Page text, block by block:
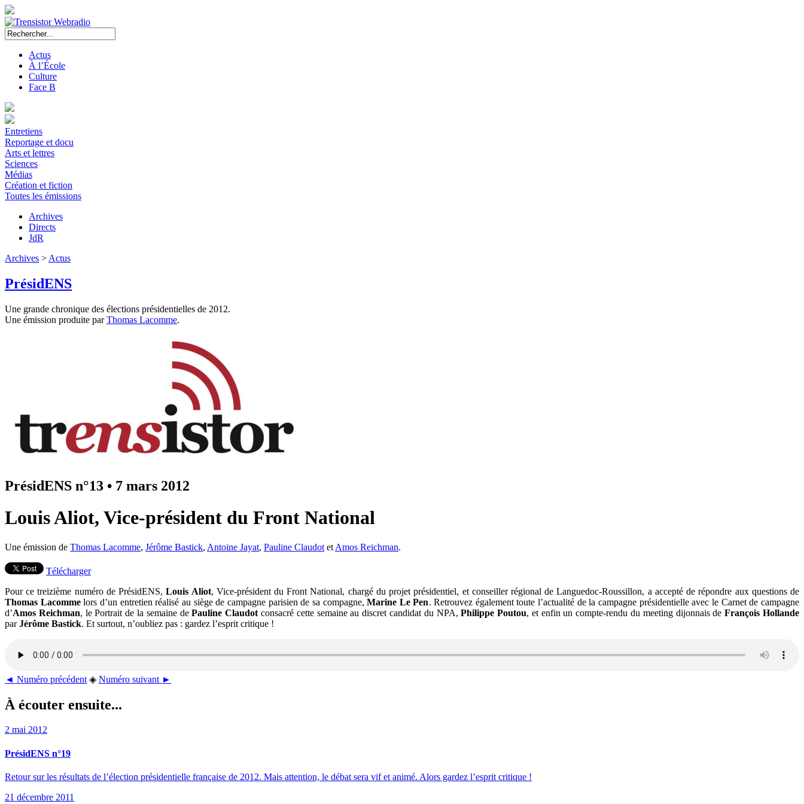
Actus
À l’École
Culture
Face B
Entretiens
Reportage et docu
Arts et lettres
Sciences
Médias
Création et fiction
Toutes les émissions
Archives
Directs
JdR
Archives > Actus
PrésidENS
Une grande chronique des élections présidentielles de 2012.
Une émission produite parThomas Lacomme.
PrésidENS n°13 • 7 mars 2012
Louis Aliot, Vice-président du Front National
Une émission de Thomas Lacomme, Jérôme Bastick, Antoine Jayat, Pauline Claudot et Amos Reichman.
Télécharger
Pour ce treizième numéro de PrésidENS,Louis Aliot, Vice-président du Front National, chargé du projet présidentiel, et conseiller régional de Languedoc-Roussillon, a accepté de répondre aux questions de
Thomas Lacommelors d’un entretien réalisé au siège de campagne parisien de sa compagne,Marine Le Pen. Retrouvez également toute l’actualité de la campagne présidentielle avec le Carnet de campagne
d’Amos Reichman, le Portrait de la semaine dePauline Claudot consacré cette semaine au discret candidat du NPA,Philippe Poutou, et enfin un compte-rendu du meeting dijonnais deFrançois Hollande
parJérôme Bastick. Et surtout, n’oubliez pas : gardez l’esprit critique !
◄ Numéro précédent ◈ Numéro suivant ►
À écouter ensuite...
2 mai 2012
PrésidENS n°19
Retour sur les résultats de l’élection présidentielle française de 2012. Mais attention, le débat sera vif et animé. Alors gardez l’esprit critique !
21 décembre 2011